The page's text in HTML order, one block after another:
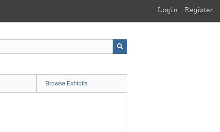
Login Register
Browse Exhibits